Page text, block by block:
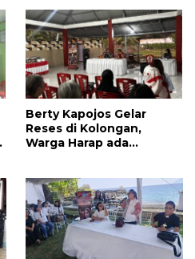
Berty Kapojos Gelar
Reses di Kolongan,
Warga Harap ada